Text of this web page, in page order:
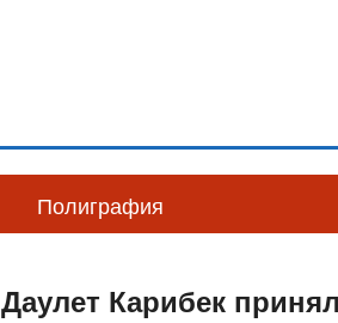
Полиграфия
Карибек принял